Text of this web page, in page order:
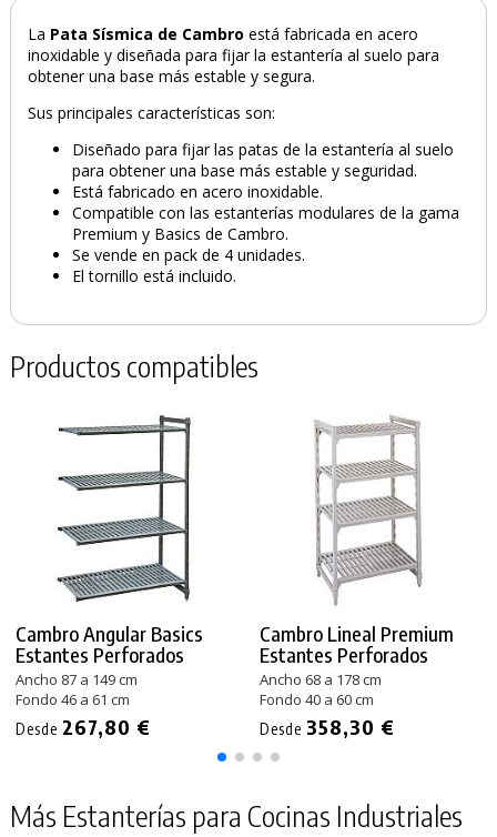
La Pata Sísmica de Cambroestá fabricada en acero
inoxidable y diseñada para fijar la estantería al suelo para
obtener una base más estable y segura.
Sus principales características son:
Diseñado para fijar las patas de la estantería al suelo
para obtener una base más estable y seguridad.
Está fabricado en acero inoxidable.
Compatible con las estanterías modulares de la gama
Premium y Basics de Cambro.
Se vende en pack de 4 unidades.
El tornillo está incluido.
Productos compatibles
Cambro Angular Basics
Estantes Perforados
Ancho 87 a 149 cm
Fondo 46 a 61 cm
Desde 267,80 €
Cambro Lineal Premium
Estantes Perforados
Ancho 68 a 178 cm
Fondo 40 a 60 cm
Desde 358,30 €
Más Estanterías para Cocinas Industriales